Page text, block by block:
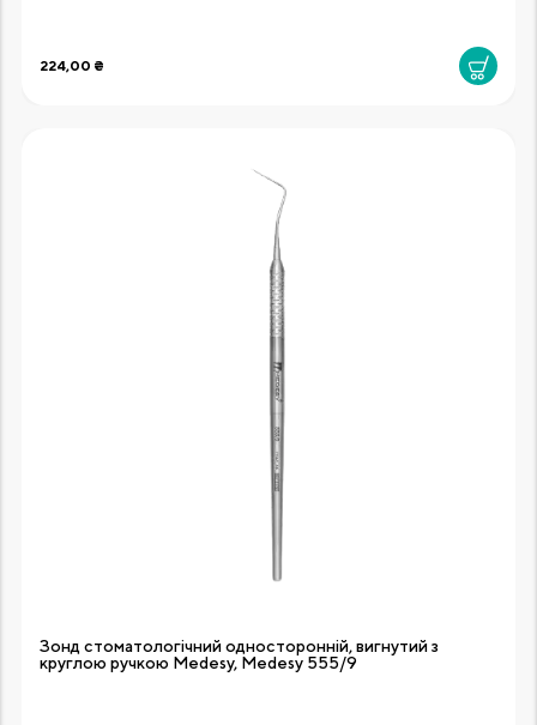
224,00 ₴
Зонд стоматологічний односторонній, вигнутий з
круглою ручкою Medesy, Medesy 555/9